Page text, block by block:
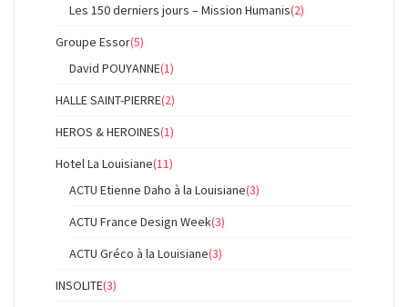
Les 150 derniers jours – Mission Humanis(2)
Groupe Essor(5)
David POUYANNE(1)
HALLE SAINT-PIERRE(2)
HEROS & HEROINES(1)
Hotel La Louisiane(11)
ACTU Etienne Daho à la Louisiane(3)
ACTU France Design Week(3)
ACTU Gréco à la Louisiane(3)
INSOLITE(3)